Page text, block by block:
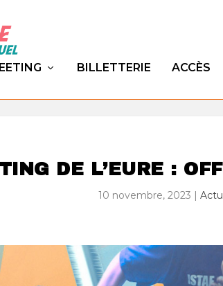
BILLETTERIE ACCÈS
DE L’EURE :
10 novembre, 2023 |